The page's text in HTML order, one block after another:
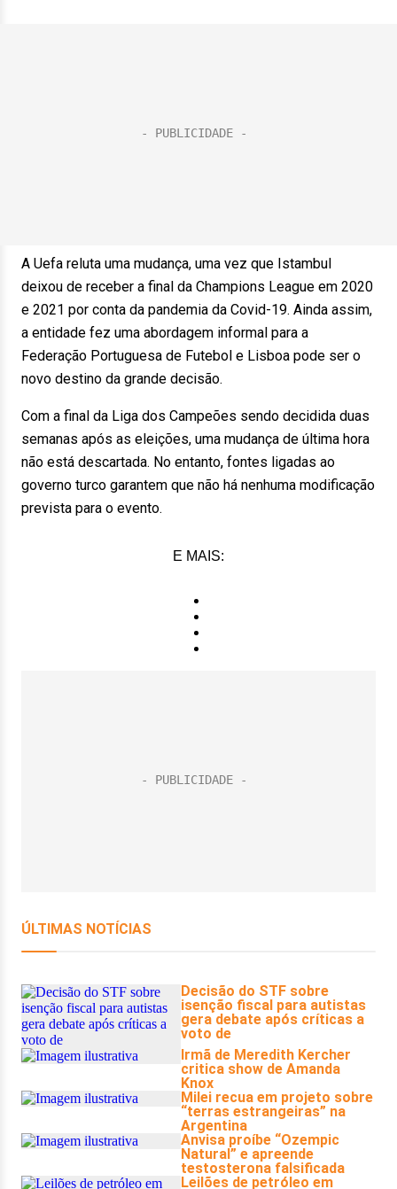
A Uefa reluta uma mudança, uma vez que Istambul
deixou de receber a final da Champions League em 2020
e 2021 por conta da pandemia da Covid-19. Ainda assim,
a entidade fez uma abordagem informal para a
Federação Portuguesa de Futebol e Lisboa pode ser o
novo destino da grande decisão.
Com a final da Liga dos Campeões sendo decidida duas
semanas após as eleições, uma mudança de última hora
não está descartada. No entanto, fontes ligadas ao
governo turco garantem que não há nenhuma modificação
prevista para o evento.
E MAIS: